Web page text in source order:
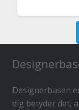
Designerbasen
dig betyder det,